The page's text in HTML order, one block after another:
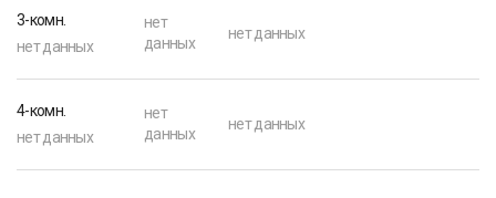
3-комн.
нет данных
нет
данных
нет данных
4-комн.
нет данных
нет
данных
нет данных